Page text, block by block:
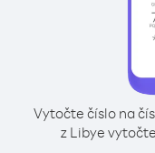
Vytočte číslo na
z Libye